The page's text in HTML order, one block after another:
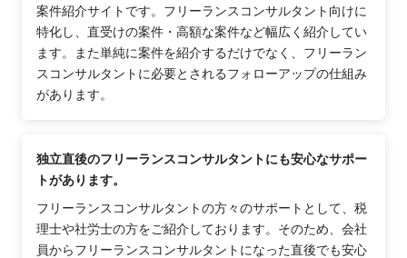
案件紹介サイトです。フリーランスコンサルタント向けに
特化し、直受けの案件・高額な案件など幅広く紹介してい
ます。また単純に案件を紹介するだけでなく、フリーラン
スコンサルタントに必要とされるフォローアップの仕組み
があります。
独立直後のフリーランスコンサルタントにも安心なサポー
トがあります。
フリーランスコンサルタントの方々のサポートとして、税
理士や社労士の方をご紹介しております。そのため、会社
員からフリーランスコンサルタントになった直後でも安心